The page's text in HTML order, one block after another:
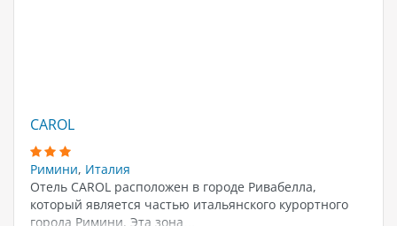
CAROL
Римини, Италия
Отель CAROL расположен в городе Ривабелла,
который является частью итальянского курортного
города Римини. Эта зона…